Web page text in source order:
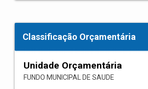
Classificação Orçamentária
Unidade Orçamentária
FUNDO MUNICIPAL DE SAUDE